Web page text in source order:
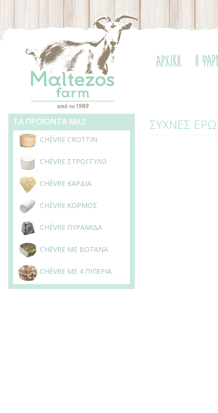
ΣΥΧΝΕΣ
ΤΑ ΠΡΟΪΟΝΤΑ ΜΑΣ
CHÈVRE CROTTIN
CHÈVRE ΣΤΡΟΓΓΥΛΟ
CHÈVRE ΚΑΡΔΙΑ
CHÈVRE ΚΟΡΜΟΣ
CHÈVRE ΠΥΡΑΜΙΔΑ
CHÈVRE ΜΕ ΒΟΤΑΝΑ
CHÈVRE ΜΕ 4 ΠΙΠΕΡΙΑ